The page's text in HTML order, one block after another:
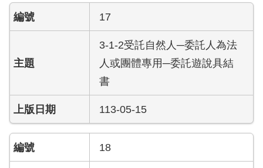
頁
常
問
答
情
系
17
3-1-2受託自然人─委託人為法
人或團體專用─委託遊說具結
書
113-05-15
18